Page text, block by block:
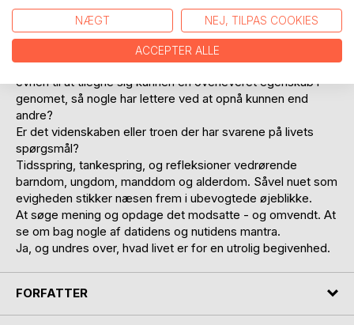
øverste lag af bevidstheden. Lege med hukommelsen.
Opdage forskelen på hukommelse og erindring.
At lære. Det medfødte og det tillærte. Er viden og kunnen
tvillinger? Er kunnen i virkeligheden udtryk for viden? Eller er
evnen til at tilegne sig kunnen en overleveret egenskab i
genomet, så nogle har lettere ved at opnå kunnen end
andre?
Er det videnskaben eller troen der har svarene på livets
spørgsmål?
Tidsspring, tankespring, og refleksioner vedrørende
barndom, ungdom, manddom og alderdom. Såvel nuet som
evigheden stikker næsen frem i ubevogtede øjeblikke.
At søge mening og opdage det modsatte - og omvendt. At
se om bag nogle af datidens og nutidens mantra.
Ja, og undres over, hvad livet er for en utrolig begivenhed.
FORFATTER
NÆGT NEJ, TILPAS COOKIES
ACCEPTER ALLE